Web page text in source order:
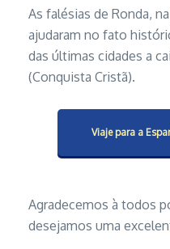
As falésias de Ronda,
ajudaram no fato
das últimas cidades a
(Conquista Cristã).
Viaje para a
Agradecemos à todos
desejamos uma